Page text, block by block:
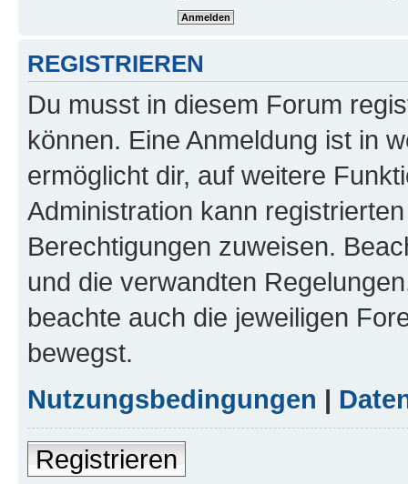
REGISTRIEREN
Du musst in diesem Forum
können. Eine Anmeldung ist in
ermöglicht dir, auf weitere
Administration kann
Berechtigungen zuweisen.
und die verwandten
beachte auch die jeweiligen
bewegst.
Nutzungsbedingungen |
Registrieren